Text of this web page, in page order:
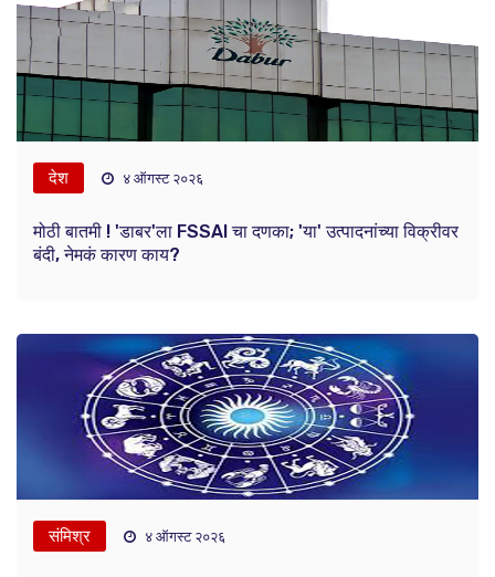
देश ४ ऑगस्ट २०२६
मोठी बातमी ! 'डाबर'ला FSSAI चा दणका; 'या' उत्पादनांच्या विक्रीवर
बंदी, नेमकं कारण काय?
संमिश्र ४ ऑगस्ट २०२६